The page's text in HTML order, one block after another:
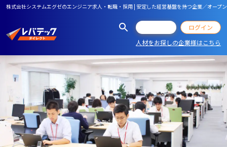
株式会社システムエグゼのエンジニア求人・転職・採用 | 安定した経営基盤を持つ企業／オープ
ログイン
人材をお探しの企業様はこちら